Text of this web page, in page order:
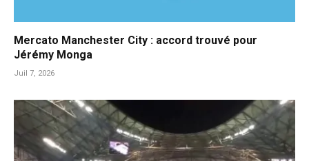
Mercato Manchester City : accord trouvé pour
Jérémy Monga
Juil 7, 2026